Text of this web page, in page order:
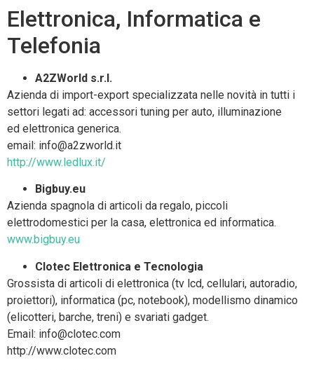
Elettronica, Informatica e
Telefonia
A2ZWorld s.r.l.
Azienda di import-export specializzata nelle novità in tutti i
settori legati ad: accessori tuning per auto, illuminazione
ed elettronica generica.
email: info@a2zworld.it
http://www.ledlux.it/
Bigbuy.eu
Azienda spagnola di articoli da regalo, piccoli
elettrodomestici per la casa, elettronica ed informatica.
www.bigbuy.eu
Clotec Elettronica e Tecnologia
Grossista di articoli di elettronica (tv lcd, cellulari, autoradio,
proiettori), informatica (pc, notebook), modellismo dinamico
(elicotteri, barche, treni) e svariati gadget.
Email: info@clotec.com
http://www.clotec.com